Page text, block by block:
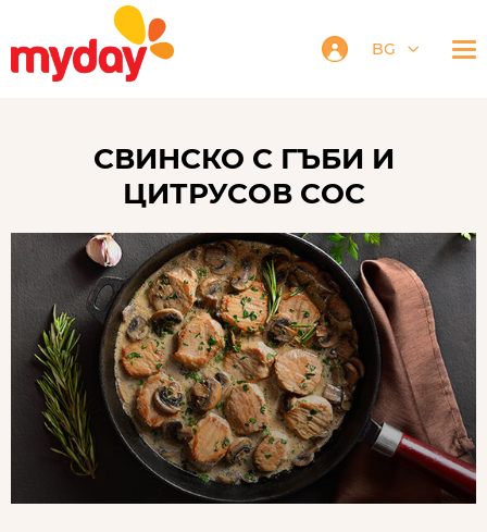
BG
СВИНСКО С ГЪБИ И
ЦИТРУСОВ СОС